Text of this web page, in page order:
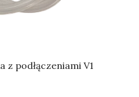
z podłączeniami V1